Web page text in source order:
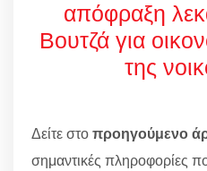
απόφραξη
Βουτζά για
της
Δείτε στοπροηγούμενο
σημαντικές πληροφορίες